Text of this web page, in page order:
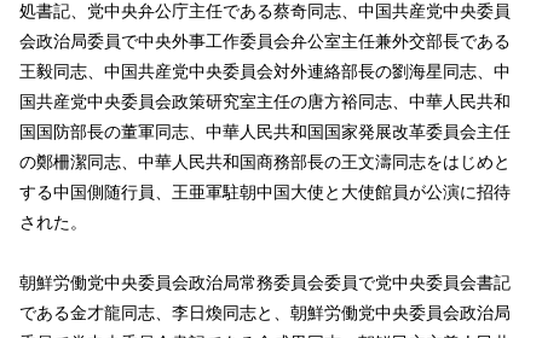
処書記、党中央弁公庁主任である蔡奇同志、中国共産党中央委員
会政治局委員で中央外事工作委員会弁公室主任兼外交部長である
王毅同志、中国共産党中央委員会対外連絡部長の劉海星同志、中
国共産党中央委員会政策研究室主任の唐方裕同志、中華人民共和
国国防部長の董軍同志、中華人民共和国国家発展改革委員会主任
の鄭柵潔同志、中華人民共和国商務部長の王文濤同志をはじめと
する中国側随行員、王亜軍駐朝中国大使と大使館員が公演に招待
された。
朝鮮労働党中央委員会政治局常務委員会委員で党中央委員会書記
である金才龍同志、李日煥同志と、朝鮮労働党中央委員会政治局